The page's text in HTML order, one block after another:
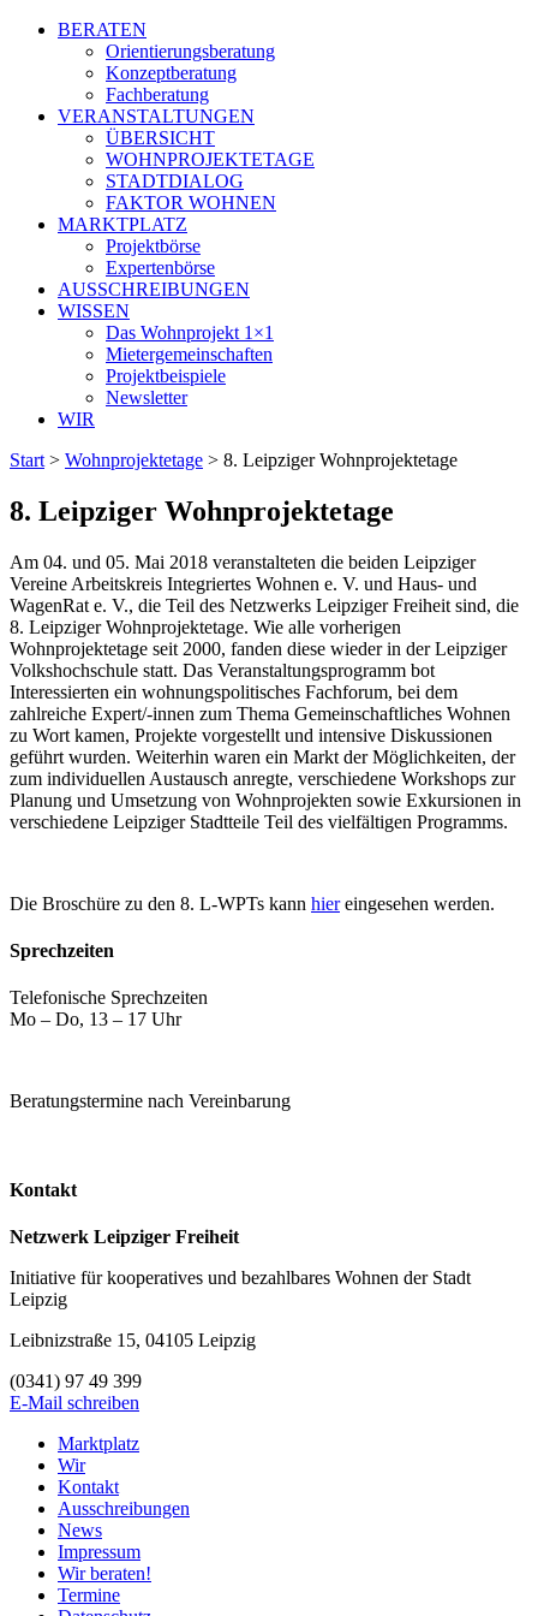
BERATEN
Orientierungsberatung
Konzeptberatung
Fachberatung
VERANSTALTUNGEN
ÜBERSICHT
WOHNPROJEKTETAGE
STADTDIALOG
FAKTOR WOHNEN
MARKTPLATZ
Projektbörse
Expertenbörse
AUSSCHREIBUNGEN
WISSEN
Das Wohnprojekt 1×1
Mietergemeinschaften
Projektbeispiele
Newsletter
WIR
Start > Wohnprojektetage > 8. Leipziger Wohnprojektetage
8. Leipziger Wohnprojektetage
Am 04. und 05. Mai 2018 veranstalteten die beiden Leipziger
Vereine Arbeitskreis Integriertes Wohnen e. V. und Haus- und
WagenRat e. V., die Teil des Netzwerks Leipziger Freiheit sind, die
8. Leipziger Wohnprojektetage. Wie alle vorherigen
Wohnprojektetage seit 2000, fanden diese wieder in der Leipziger
Volkshochschule statt. Das Veranstaltungsprogramm bot
Interessierten ein wohnungspolitisches Fachforum, bei dem
zahlreiche Expert/-innen zum Thema Gemeinschaftliches Wohnen
zu Wort kamen, Projekte vorgestellt und intensive Diskussionen
geführt wurden. Weiterhin waren ein Markt der Möglichkeiten, der
zum individuellen Austausch anregte, verschiedene Workshops zur
Planung und Umsetzung von Wohnprojekten sowie Exkursionen in
verschiedene Leipziger Stadtteile Teil des vielfältigen Programms.
Die Broschüre zu den 8. L-WPTs kann hiereingesehen werden.
Sprechzeiten
Telefonische Sprechzeiten
Mo – Do, 13 – 17 Uhr
Beratungstermine nach Vereinbarung
Kontakt
Netzwerk Leipziger Freiheit
Initiative für kooperatives und bezahlbares Wohnen der Stadt
Leipzig
Leibnizstraße 15, 04105 Leipzig
(0341) 97 49 399
E-Mail schreiben
Marktplatz
Wir
Kontakt
Ausschreibungen
News
Impressum
Wir beraten!
Termine